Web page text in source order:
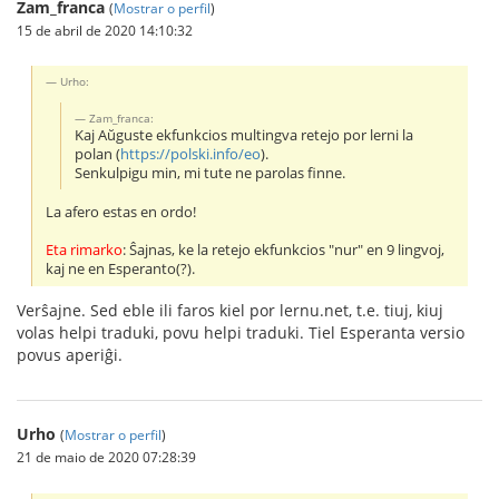
Zam_franca (Mostrar o perfil)
15 de abril de 2020 14:10:32
Urho:
Zam_franca:
Kaj Aŭguste ekfunkcios multingva retejo por lerni la
polan (https://polski.info/eo).
Senkulpigu min, mi tute ne parolas finne.
La afero estas en ordo!
Eta rimarko: Ŝajnas, ke la retejo ekfunkcios "nur" en 9 lingvoj,
kaj ne en Esperanto(?).
Verŝajne. Sed eble ili faros kiel por lernu.net, t.e. tiuj, kiuj
volas helpi traduki, povu helpi traduki. Tiel Esperanta versio
povus aperiĝi.
Urho (Mostrar o perfil)
21 de maio de 2020 07:28:39